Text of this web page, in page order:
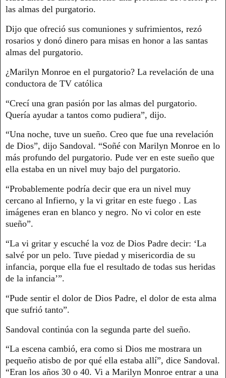
las almas del purgatorio.
Dijo que ofreció sus comuniones y sufrimientos, rezó
rosarios y donó dinero para misas en honor a las santas
almas del purgatorio.
¿Marilyn Monroe en el purgatorio? La revelación de una
conductora de TV católica
“Crecí una gran pasión por las almas del purgatorio.
Quería ayudar a tantos como pudiera”, dijo.
“Una noche, tuve un sueño. Creo que fue una revelación
de Dios”, dijo Sandoval. “Soñé con Marilyn Monroe en lo
más profundo del purgatorio. Pude ver en este sueño que
ella estaba en un nivel muy bajo del purgatorio.
“Probablemente podría decir que era un nivel muy
cercano al Infierno, y la vi gritar en este fuego . Las
imágenes eran en blanco y negro. No vi color en este
sueño”.
“La vi gritar y escuché la voz de Dios Padre decir: ‘La
salvé por un pelo. Tuve piedad y misericordia de su
infancia, porque ella fue el resultado de todas sus heridas
de la infancia’”.
“Pude sentir el dolor de Dios Padre, el dolor de esta alma
que sufrió tanto”.
Sandoval continúa con la segunda parte del sueño.
“La escena cambió, era como si Dios me mostrara un
pequeño atisbo de por qué ella estaba allí”, dice Sandoval.
“Eran los años 30 o 40. Vi a Marilyn Monroe entrar a una